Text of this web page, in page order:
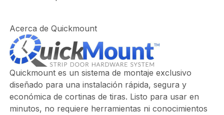
Acerca de Quickmount
Quickmount es un sistema de montaje exclusivo
diseñado para una instalación rápida, segura y
económica de cortinas de tiras. Listo para usar en
minutos, no requiere herramientas ni conocimientos